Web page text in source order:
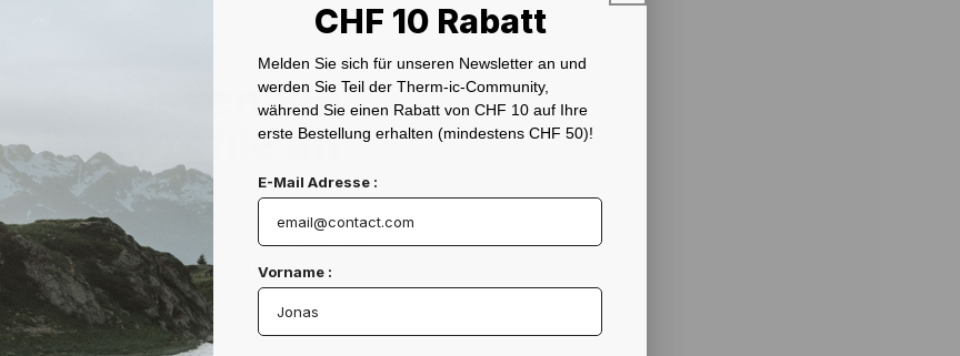
4- Passen Sie
Ihre Profile an
Jetzt können Sie das Profil Ihres Geräts
personalisieren. Ordnen Sie jedem
Heizelement ein Piktogramm, ein Foto, eine
Farbe und einen Namen zu.
CHF 10 Rabatt
Melden Sie sich für unseren Newsletter an und
werden Sie Teil der Therm-ic-Community,
während Sie einen Rabatt von CHF 10 auf Ihre
erste Bestellung erhalten (mindestens CHF 50)!
E-Mail Adresse :
Vorname :